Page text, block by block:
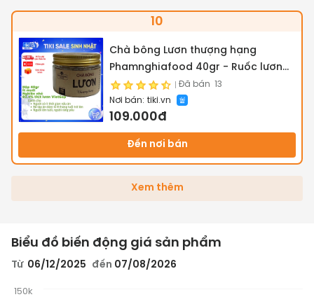
10
Chà bông Lươn thượng hạng
Phamnghiafood 40gr - Ruốc lươn
92.4% thịt Lươn chuẩn VietGap. Cho
bé dinh dưỡng, cho mẹ nhàn tênh
Đã bán 13
Nơi bán: tiki.vn
109.000đ
Đến nơi bán
Xem thêm
Biểu đồ biến động giá sản phẩm
Từ 06/12/2025 đến 07/08/2026
150k